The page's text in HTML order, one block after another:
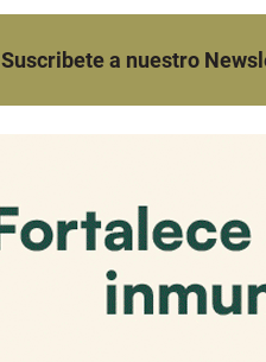
Suscribete a nuestro